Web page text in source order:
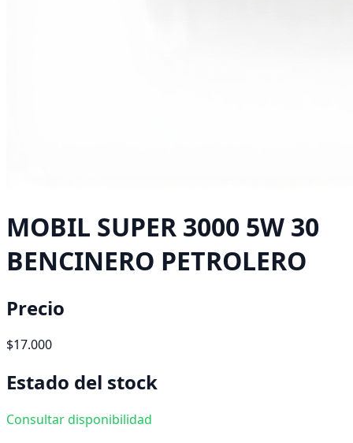
MOBIL SUPER 3000 5W 30
BENCINERO PETROLERO
Precio
$17.000
Estado del stock
Consultar disponibilidad